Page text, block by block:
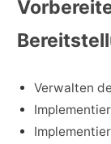
Verwalten